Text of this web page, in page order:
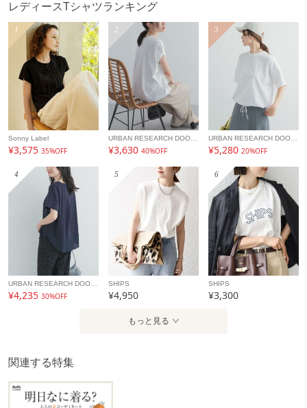
レディースTシャツランキング
1
Sonny Label
¥3,575 35%OFF
2
URBAN RESEARCH DOORS
¥3,63040%OFF
3
URBAN RESEARCH DOORS
¥5,28020%OFF
4
¥4,235 30%OFF
5
SHIPS
¥4,950
6
SHIPS
¥3,300
もっと見る
関連する特集